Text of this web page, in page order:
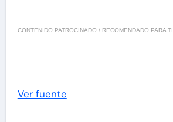
CONTENIDO PATROCINADO / RECOMENDADO PARA TI
Ver fuente